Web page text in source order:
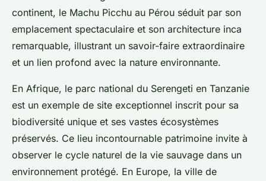
continent, le Machu Picchu au Pérou séduit par son
emplacement spectaculaire et son architecture inca
remarquable, illustrant un savoir-faire extraordinaire
et un lien profond avec la nature environnante.
En Afrique, le parc national du Serengeti en Tanzanie
est un exemple de site exceptionnel inscrit pour sa
biodiversité unique et ses vastes écosystèmes
préservés. Ce lieu incontournable patrimoine invite à
observer le cycle naturel de la vie sauvage dans un
environnement protégé. En Europe, la ville de